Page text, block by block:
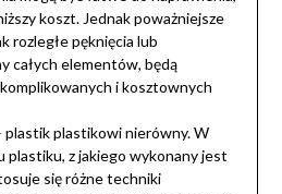
koszt. Jednak poważniejsze
rozległe pęknięcia lub
całych elementów, będą
i kosztownych
plastik plastikowi nierówny. W
plastiku, z jakiego wykonany jest
się różne techniki